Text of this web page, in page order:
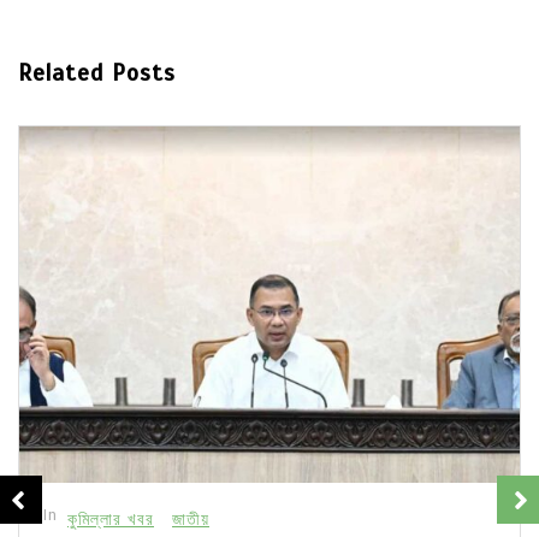
Related Posts
In কুমিল্লার খবর জাতীয়